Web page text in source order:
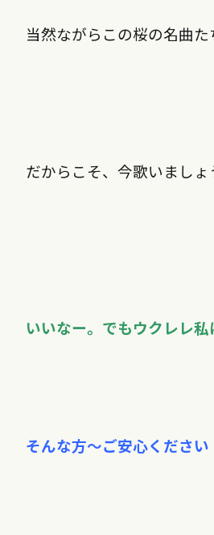
当然ながらこの桜の名曲
だからこそ、今歌いましょ
いいなー。でもウクレレ私
そんな方〜ご安心くださ